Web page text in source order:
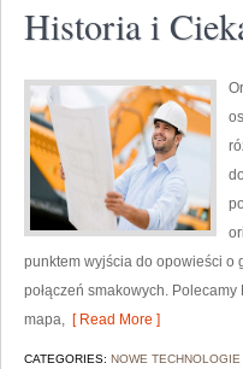
Historia i
punktem wyjścia do opowieści o
połączeń smakowych.
mapa, [ Read More ]
CATEGORIES: NOWE TECHNOLOGIE